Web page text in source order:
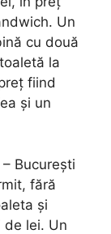
Un
cu două
la
fiind
şi un
Bucureşti
fără
şi
de lei. Un